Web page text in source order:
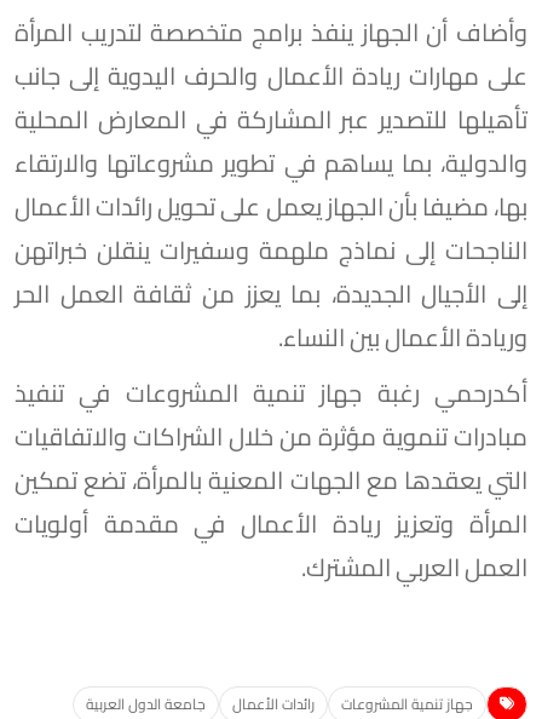
وأضاف أن الجهاز ينفذ برامج متخصصة لتدريب المرأة
على مهارات ريادة الأعمال والحرف اليدوية إلى جانب
تأهيلها للتصدير عبر المشاركة في المعارض المحلية
والدولية، بما يساهم في تطوير مشروعاتها والارتقاء
بها، مضيفا بأن الجهاز يعمل على تحويل رائدات الأعمال
الناجحات إلى نماذج ملهمة وسفيرات ينقلن خبراتهن
إلى الأجيال الجديدة، بما يعزز من ثقافة العمل الحر
وريادة الأعمال بين النساء.
أكدرحمي رغبة جهاز تنمية المشروعات في تنفيذ
مبادرات تنموية مؤثرة من خلال الشراكات والاتفاقيات
التي يعقدها مع الجهات المعنية بالمرأة، تضع تمكين
المرأة وتعزيز ريادة الأعمال في مقدمة أولويات
العمل العربي المشترك.
جهاز تنمية المشروعات رائدات الأعمال جامعة الدول العربية